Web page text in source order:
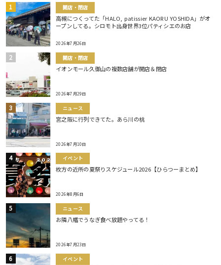
開店・閉店
高槻につくってた「HALO, patissier KAORU YOSHIDA」がオ
ープンしてる。シロモト出身世界3位パティシエのお店
2026年7月26日
開店・閉店
イオンモール久御山の複数店舗が開店＆閉店
2026年7月29日
ニュース
宮之阪に行列できてた。あら川の桃
2026年7月10日
イベント
枚方の近所の夏祭りスケジュール2026【ひらつーまとめ】
2026年8月6日
ニュース
お隣八幡でうなぎ食べ放題やってる！
2026年7月23日
イベント